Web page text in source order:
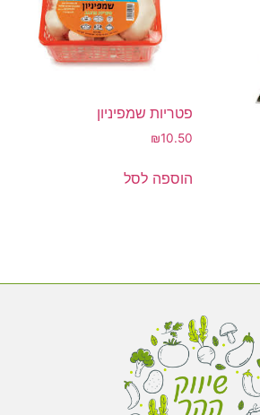
פטריות שמפיניון
₪10.50
הוספה לסל